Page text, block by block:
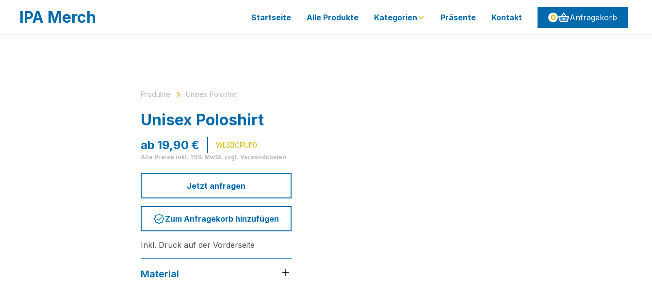
IPA Merch Startseite Alle Produkte Kategorien Präsente Kontakt 0 Anfragekorb
Produkte Unisex Poloshirt
Unisex Poloshirt
ab 19,90 € WLSBCPUI10
Alle Preise inkl. 19% MwSt. zzgl. Versandkosten
Jetzt anfragen
Zum Anfragekorb hinzufügen
Inkl. Druck auf der Vorderseite
Material